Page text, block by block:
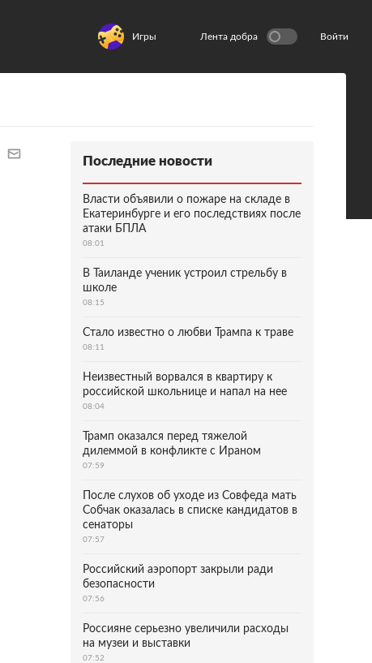
Игры Лента добра Войти
Последние новости
Власти объявили о пожаре на складе в
Екатеринбурге и его последствиях после
атаки БПЛА
08:01
В Таиланде ученик устроил стрельбу в
школе
08:15
Стало известно о любви Трампа к траве
08:11
Неизвестный ворвался в квартиру к
российской школьнице и напал на нее
08:04
Трамп оказался перед тяжелой
дилеммой в конфликте с Ираном
07:59
После слухов об уходе из Совфеда мать
Собчак оказалась в списке кандидатов в
сенаторы
07:57
Российский аэропорт закрыли ради
безопасности
07:56
Россияне серьезно увеличили расходы
на музеи и выставки
07:52